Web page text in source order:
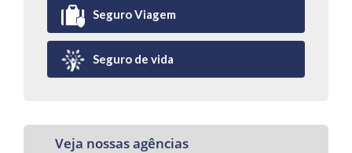
Seguro Viagem
Seguro de vida
Veja nossas agências